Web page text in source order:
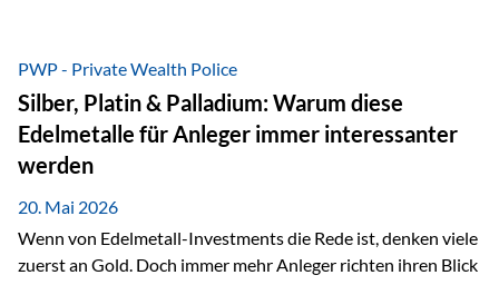
monetäre Rolle zurück Gold erlebt derzeit eine
bemerkenswerte Renaissance als monetärer Wertspeicher.
Treiber sind Rekordkäufe der Zentralbanken, geopolitische
Spannungen und ein schleichender Vertrauensverlust in
ungedeckte Papierwährungen. Wie groß dieser
Vertrauensverlust ausfällt, zeigt ein nüchterner
PWP - Private Wealth Police
Silber, Platin & Palladium: Warum diese
Edelmetalle für Anleger immer interessanter
werden
20. Mai 2026
Wenn von Edelmetall-Investments die Rede ist, denken viele
zuerst an Gold. Doch immer mehr Anleger richten ihren Blick